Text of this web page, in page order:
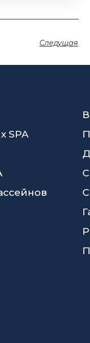
Следущая
SPA